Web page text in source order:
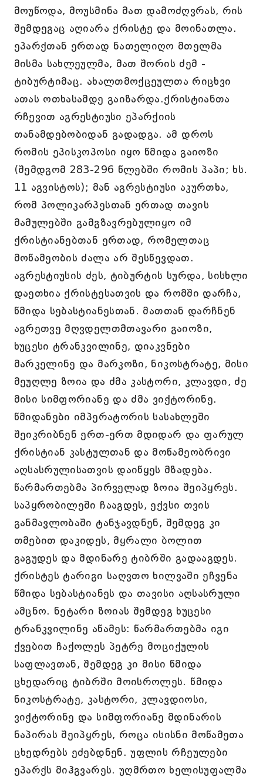
მოუწოდა, მოუსმინა მათ დამოძღვრას, რის
შემდეგაც აღიარა ქრისტე და მოინათლა.
ეპარქთან ერთად ნათელიღო მთელმა
მისმა სახლეულმა, მათ შორის ძემ -
ტიბურტიმაც. ახალთმოქცეულთა რიცხვი
ათას ოთხასამდე გაიზარდა.ქრისტიანთა
რჩევით აგრესტიუსი ეპარქიის
თანამდებობიდან გადადგა. ამ დროს
რომის ეპისკოპოსი იყო წმიდა გაიოზი
(შემდგომ 283-296 წლებში რომის პაპი; ხს.
11 აგვისტოს); მან აგრესტიუსი აკურთხა,
რომ პოლიკარპესთან ერთად თავის
მამულებში გამგზავრებულიყო იმ
ქრისტიანებთან ერთად, რომელთაც
მოწამეობის ძალა არ შესწევდათ.
აგრესტიუსის ძეს, ტიბურტის სურდა, სისხლი
დაეთხია ქრისტესათვის და რომში დარჩა,
წმიდა სებასტიანესთან. მათთან დარჩნენ
აგრეთვე მღვდელთმთავარი გაიოზი,
ხუცესი ტრანკვილინე, დიაკვნები
მარკელინე და მარკოზი, ნიკოსტრატე, მისი
მეუღლე ზოია და ძმა კასტორი, კლავდი, ძე
მისი სიმფორიანე და ძმა ვიქტორინე.
წმიდანები იმპერატორის სასახლეში
შეიკრიბნენ ერთ-ერთ მდიდარ და ფარულ
ქრისტიან კასტულთან და მოწამეობრივი
აღსასრულისათვის დაიწყეს მზადება.
წარმართებმა პირველად ზოია შეიპყრეს.
საპყრობილეში ჩააგდეს, ექვსი თვის
განმავლობაში ტანჯავდნენ, შემდეგ კი
თმებით დაკიდეს, მყრალი ბოლით
გაგუდეს და მდინარე ტიბრში გადააგდეს.
ქრისტეს ტარიგი საღვთო ხილვაში ეჩვენა
წმიდა სებასტიანეს და თავისი აღსასრული
ამცნო. ნეტარი ზოიას შემდეგ ხუცესი
ტრანკვილინე აწამეს: წარმართებმა იგი
ქვებით ჩაქოლეს პეტრე მოციქულის
საფლავთან, შემდეგ კი მისი წმიდა
ცხედარიც ტიბრში მოისროლეს. წმიდა
ნიკოსტრატე, კასტორი, კლავდიოსი,
ვიქტორინე და სიმფორიანე მდინარის
ნაპირას შეიპყრეს, როცა ისისნი მოწამეთა
ცხედრებს ეძებდნენ. უფლის რჩეულები
ეპარქს მიჰგვარეს. უღმრთო ხელისუფალმა